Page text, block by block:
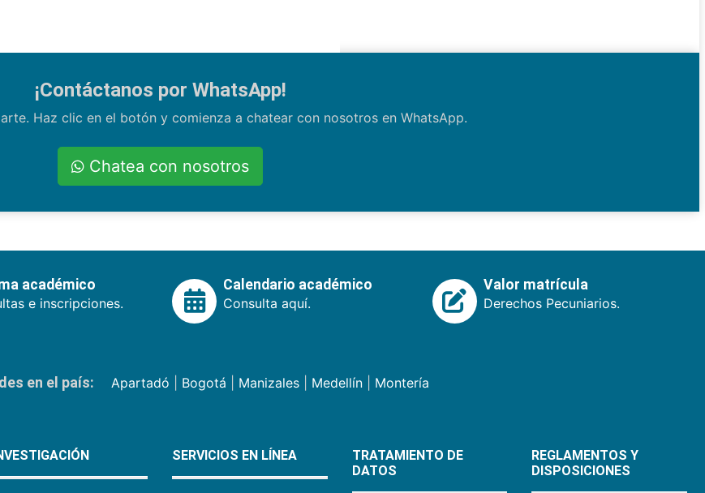
¡Contáctanos por WhatsApp!
Haz clic en el botón y comienza a chatear con nosotros en WhatsApp.
Chatea con nosotros
académico
e inscripciones.
Calendario académico
Consulta aquí.
Valor matrícula
Derechos Pecuniarios.
en el país: Apartadó Bogotá Manizales| Medellín| Montería
SERVICIOS EN LÍNEA
TRATAMIENTO DE
DATOS
REGLAMENTOS Y
DISPOSICIONES